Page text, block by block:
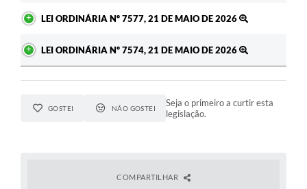
LEI ORDINÁRIA Nº 7577, 21 DE MAIO DE 2026
LEI ORDINÁRIA Nº 7574, 21 DE MAIO DE 2026
GOSTEI NÃO GOSTEI
Seja o primeiro a curtir esta
legislação.
COMPARTILHAR